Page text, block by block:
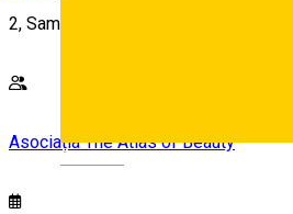
Deutsch
2, Samuel Brukenthal, Entrance F
Asociația The Atlas of Beauty